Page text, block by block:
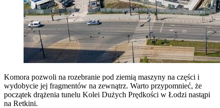
Komora pozwoli na rozebranie pod ziemią maszyny na części i
wydobycie jej fragmentów na zewnątrz. Warto przypomnieć, że
początek drążenia tunelu Kolei Dużych Prędkości w Łodzi nastąpi
na Retkini.